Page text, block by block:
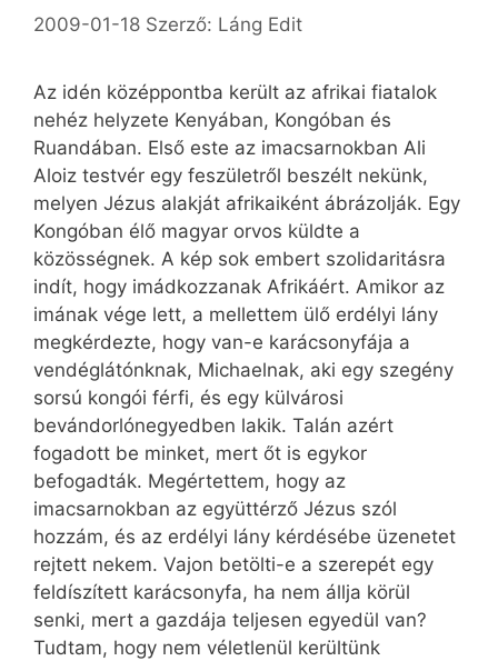
2009-01-18 Szerző: Láng Edit
Az idén középpontba került az afrikai fiatalok
nehéz helyzete Kenyában, Kongóban és
Ruandában. Első este az imacsarnokban Ali
Aloiz testvér egy feszületről beszélt nekünk,
melyen Jézus alakját afrikaiként ábrázolják. Egy
Kongóban élő magyar orvos küldte a
közösségnek. A kép sok embert szolidaritásra
indít, hogy imádkozzanak Afrikáért. Amikor az
imának vége lett, a mellettem ülő erdélyi lány
megkérdezte, hogy van-e karácsonyfája a
vendéglátónknak, Michaelnak, aki egy szegény
sorsú kongói férfi, és egy külvárosi
bevándorlónegyedben lakik. Talán azért
fogadott be minket, mert őt is egykor
befogadták. Megértettem, hogy az
imacsarnokban az együttérző Jézus szól
hozzám, és az erdélyi lány kérdésébe üzenetet
rejtett nekem. Vajon betölti-e a szerepét egy
feldíszített karácsonyfa, ha nem állja körül
senki, mert a gazdája teljesen egyedül van?
Tudtam, hogy nem véletlenül kerültünk